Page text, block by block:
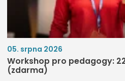
05. srpna 2026
Workshop pro pedagogy:
(zdarma)